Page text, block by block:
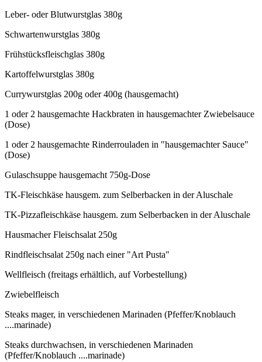
Leber- oder Blutwurstglas 380g
Schwartenwurstglas 380g
Frühstücksfleischglas 380g
Kartoffelwurstglas 380g
Currywurstglas 200g oder 400g (hausgemacht)
1 oder 2 hausgemachte Hackbraten in hausgemachter Zwiebelsauce
(Dose)
1 oder 2 hausgemachte Rinderrouladen in "hausgemachter Sauce"
(Dose)
Gulaschsuppe hausgemacht 750g-Dose
TK-Fleischkäse hausgem. zum Selberbacken in der Aluschale
TK-Pizzafleischkäse hausgem. zum Selberbacken in der Aluschale
Hausmacher Fleischsalat 250g
Rindfleischsalat 250g nach einer "Art Pusta"
Wellfleisch (freitags erhältlich, auf Vorbestellung)
Zwiebelfleisch
Steaks mager, in verschiedenen Marinaden (Pfeffer/Knoblauch
....marinade)
Steaks durchwachsen, in verschiedenen Marinaden
(Pfeffer/Knoblauch ....marinade)